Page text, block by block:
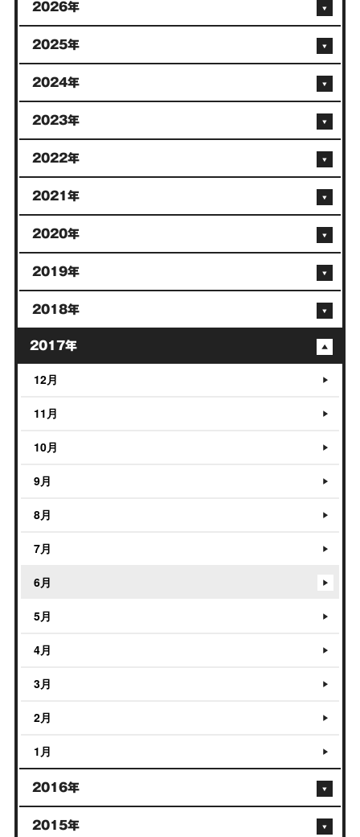
2026年
2025年
2024年
2023年
2022年
2021年
2020年
2019年
2018年
2017年
12月
11月
10月
9月
8月
7月
6月
5月
4月
3月
2月
1月
2016年
2015年